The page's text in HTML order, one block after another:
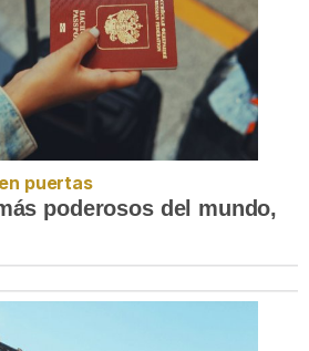
puertas
poderosos del mundo,